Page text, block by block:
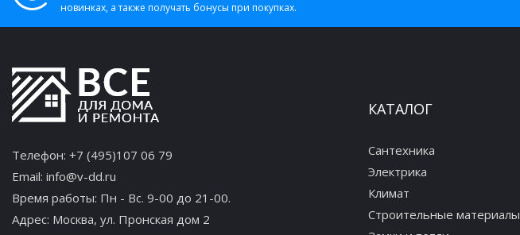
новинках, а также получать бонусы при покупках.
Телефон: +7 (495)107 06 79
Email: info@v-dd.ru
Время работы: Пн - Вс. 9-00 до 21-00.
Адрес: Москва, ул. Пронская дом 2
КАТАЛОГ
Сантехника
Электрика
Климат
Строительные материалы